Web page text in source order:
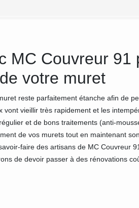
MC Couvreur 91
votre muret
reste parfaitement étanche afin de
vieillir très rapidement et les
et de bons traitements (anti-
de vos murets tout en maintenant
faire des artisans de MC Couvreur
de devoir passer à des rénovations